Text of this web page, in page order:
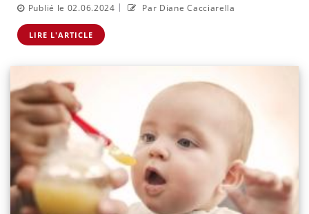
Publié le 02.06.2024 | Par Diane Cacciarella
LIRE L'ARTICLE